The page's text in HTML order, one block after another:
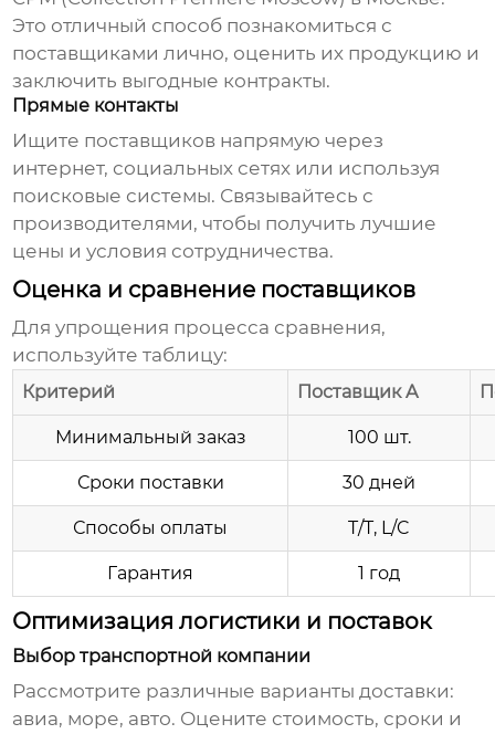
Это отличный способ познакомиться с
поставщиками лично, оценить их продукцию и
заключить выгодные контракты.
Прямые контакты
Ищите поставщиков напрямую через
интернет, социальных сетях или используя
поисковые системы. Связывайтесь с
производителями, чтобы получить лучшие
цены и условия сотрудничества.
Оценка и сравнение поставщиков
Для упрощения процесса сравнения,
используйте таблицу:
Критерий Поставщик A
Минимальный заказ 100 шт.
Сроки поставки 30 дней
Способы оплаты T/T, L/C
Гарантия 1 год
Оптимизация логистики и поставок
Выбор транспортной компании
Рассмотрите различные варианты доставки:
авиа, море, авто. Оцените стоимость, сроки и